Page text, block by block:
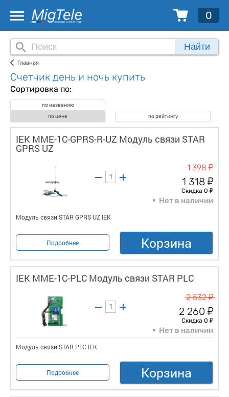
0
Найти
Главная
Счетчик день и ночь купить
Сортировка по:
по названию
по цене
по рейтингу
IEK MME-1C-GPRS-R-UZ Модуль связи STAR
GPRS UZ
1 398у
1 318 у
Скидка 0 у
Нет в наличии
Модуль связи STAR GPRS UZ IEK
Подробнее Корзина
IEK MME-1C-PLC Модуль связи STAR PLC
2 532у
2 260 у
Скидка 0 у
Нет в наличии
Модуль связи STAR PLC IEK
Подробнее Корзина